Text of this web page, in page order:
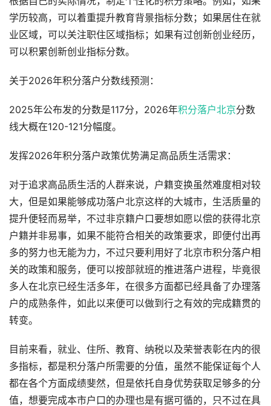
学历较高，可以着重提升教育背景指标分数；如果居住在就
业区域，可以关注职住区域指标；如果有过创新创业经历，
可以积累创新创业指标分数。
关于2026年积分落户分数线预测：
2025年公布发的分数是117分，2026年积分落户北京分数
线大概在120-121分幅度。
发挥2026年积分落户政策优势满足高品质生活需求：
对于追求高品质生活的人群来说，户籍变换虽然难度相对较
大，但是如果能够成功落户北京这样的大城市，生活质量的
提升便轻而易举，不过非京籍户口要想如愿以偿的获得北京
户籍并非易事，如果不能符合相关的政策要求，即便付出再
多的努力也无能为力，不过只要利用好了北京市积分落户相
关的政策和服务，便可以按部就班的推进落户进程，毕竟很
多人在北京已经生活多年，在很多方面都已经具备了办理落
户的成熟条件，如此以来便可以做到行之有效的完成籍贯的
转变。
目前来看，就业、住所、教育、纳税以及荣誉表彰在内的很
多指标，都是积分落户所需要的分值，虽然不能保证每个人
都在各个方面成绩斐然，但是依托自身优势获取足够多的分
值，想要完成本市户口的办理也是有据可循的，只不过在具